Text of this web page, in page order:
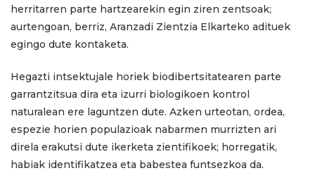
herritarren parte hartzearekin egin ziren zentsoak;
aurtengoan, berriz, Aranzadi Zientzia Elkarteko adituek
egingo dute kontaketa.
Hegazti intsektujale horiek biodibertsitatearen parte
garrantzitsua dira eta izurri biologikoen kontrol
naturalean ere laguntzen dute. Azken urteotan, ordea,
espezie horien populazioak nabarmen murrizten ari
direla erakutsi dute ikerketa zientifikoek; horregatik,
habiak identifikatzea eta babestea funtsezkoa da.